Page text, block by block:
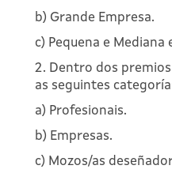
b) Grande Empresa.
c) Pequena e Mediana
2. Dentro dos
as seguintes
a) Profesionais.
b) Empresas.
c) Mozos/as